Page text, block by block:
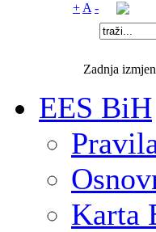
+ A -
Zadnja
EES BiH
Karta